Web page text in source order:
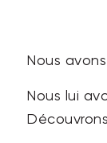
Nous
Nous lui